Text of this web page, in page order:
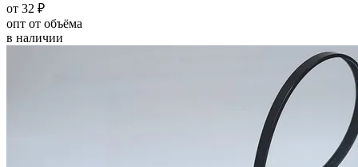
от 32 ₽
опт от объёма
в наличии